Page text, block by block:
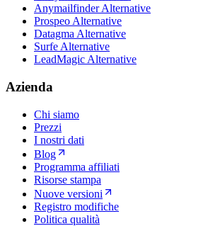
Anymailfinder Alternative
Prospeo Alternative
Datagma Alternative
Surfe Alternative
LeadMagic Alternative
Azienda
Chi siamo
Prezzi
I nostri dati
Blog
Programma affiliati
Risorse stampa
Nuove versioni
Registro modifiche
Politica qualità